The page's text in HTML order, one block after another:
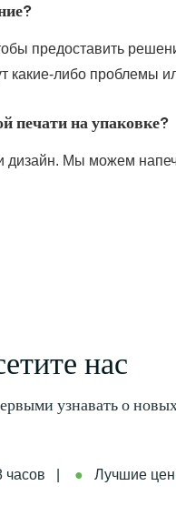
предоставить
какие-либо
печати на упаковке?
Мы можем
нас
узнавать о
часов | ● Лучшие